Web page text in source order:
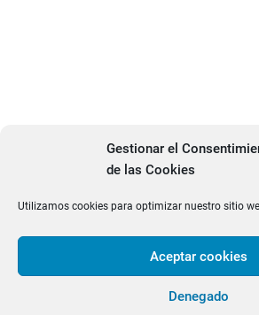
Gestionar el
de las Cookies
Utilizamos cookies para optimizar nuestro sitio
Aceptar cookies
Denegado
facebook